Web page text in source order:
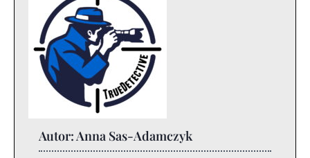
Autor: Anna Sas-Adamczyk